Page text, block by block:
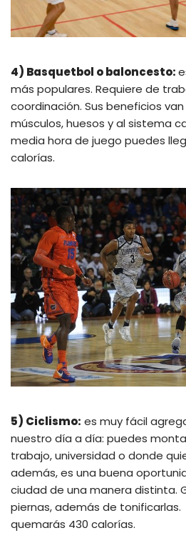
4) Basquetbol o baloncesto:
más populares. Requiere de
coordinación. Sus beneficios
músculos, huesos y al sistema
media hora de juego puedes
calorías.
5) Ciclismo: es muy fácil
nuestro día a día: puedes
trabajo, universidad o donde
además, es una buena
ciudad de una manera distinta.
piernas, además de
quemarás 430 calorías.